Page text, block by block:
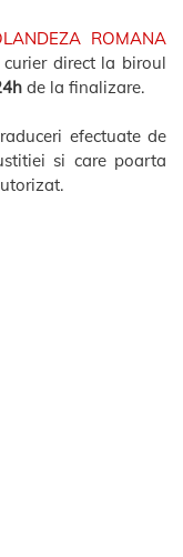
ROMANA
curier direct la biroul
de la finalizare.
efectuate de
si care poarta